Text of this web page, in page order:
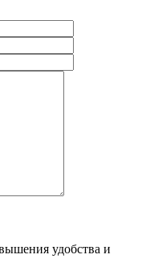
удобства и